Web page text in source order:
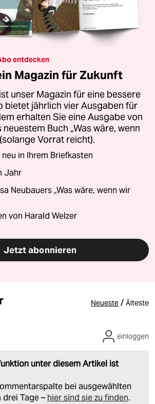
entdecken
Magazin für Zukunft
unser Magazin für eine bessere
bietet jährlich vier Ausgaben für
erhalten Sie eine Ausgabe von
Buch „Was wäre, wenn
Vorrat reicht).
in Ihrem Briefkasten
Jahr
Neubauers „Was wäre, wenn wir
von Harald Welzer
Jetzt abonnieren
Neueste / Älteste
unter diesem Artikel ist
bei ausgewählten
Tage – hier sind sie zu finden.
einloggen